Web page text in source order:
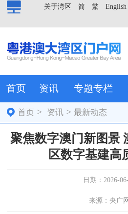
English
繁
简
关于湾区
首页 资讯 专题专栏
首页 > 资讯 >最新动态
聚焦数字澳门新图景
区数字基建高
日期：2026-
来源：央广